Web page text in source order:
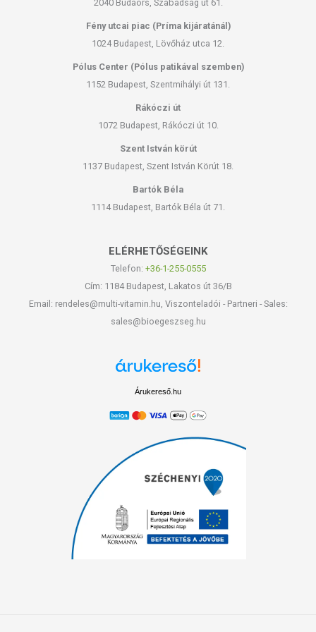
összetevők bármelyikére érzékeny vagy allergiás! Kisgyermektől
2040 Budaörs, Szabadság út 61.
Fény utcai piac (Príma kijáratánál)
1024 Budapest, Lövőház utca 12.
Pólus Center (Pólus patikával szemben)
1152 Budapest, Szentmihályi út 131.
Rákóczi út
1072 Budapest, Rákóczi út 10.
Szent István körút
1137 Budapest, Szent István Körút 18.
Bartók Béla
1114 Budapest, Bartók Béla út 71.
ELÉRHETŐSÉGEINK
Telefon: +36-1-255-0555
Cím: 1184 Budapest, Lakatos út 36/B
Email: rendeles@multi-vitamin.hu, Viszonteladói - Partneri - Sales:
sales@bioegeszseg.hu
Árukereső.hu